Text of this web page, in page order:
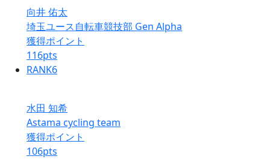
向井 佑太
埼玉ユース自転車競技部 Gen Alpha
獲得ポイント
116pts
RANK6
水田 知希
Astama cycling team
獲得ポイント
106pts